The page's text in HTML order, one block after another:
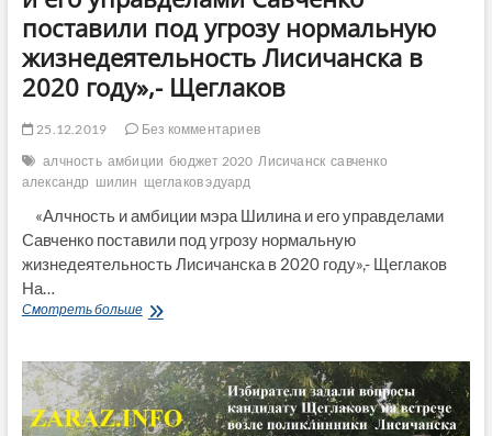
почему
Лисичанам
нельзя
задавать
вопросы
Дунаеве
поставили под угрозу нормальную
жизнедеятельность Лисичанска в
2020 году»,- Щеглаков
25.12.2019
Без комментариев
алчность амбиции бюджет 2020 Лисичанск савченко
александр шилин щеглаков эдуард
«Алчность и амбиции мэра Шилина и его управделами
Савченко поставили под угрозу нормальную
жизнедеятельность Лисичанска в 2020 году»,- Щеглаков
На…
Смотреть больше«Алчность
мэра
Шилина
и
его